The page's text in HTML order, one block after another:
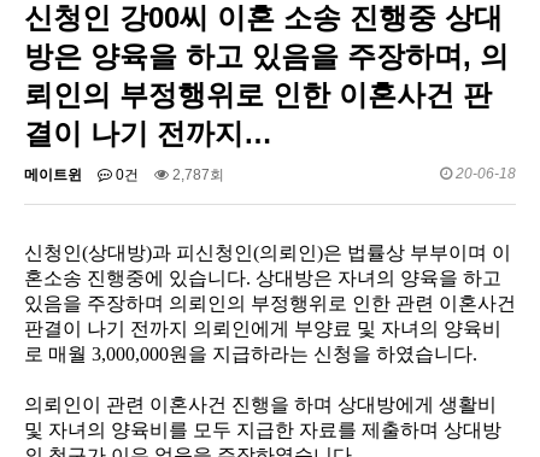
신청인 강00씨 이혼 소송 진행중 상대
방은 양육을 하고 있음을 주장하며, 의
뢰인의 부정행위로 인한 이혼사건 판
결이 나기 전까지…
메이트윈 0건 2,787회 20-06-18
신청인(상대방)과 피신청인(의뢰인)은 법률상 부부이며 이
혼소송 진행중에 있습니다. 상대방은 자녀의 양육을 하고
있음을 주장하며 의뢰인의 부정행위로 인한 관련 이혼사건
판결이 나기 전까지 의뢰인에게 부양료 및 자녀의 양육비
로 매월 3,000,000원을 지급하라는 신청을 하였습니다.
의뢰인이 관련 이혼사건 진행을 하며 상대방에게 생활비
및 자녀의 양육비를 모두 지급한 자료를 제출하며 상대방